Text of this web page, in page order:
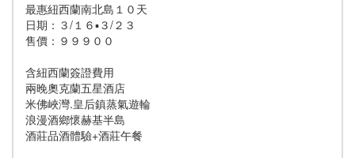
最惠紐西蘭南北島１０天
日期：３/１６▪３/２３
售價：９９９００
含紐西蘭簽證費用
兩晚奧克蘭五星酒店
米佛峽灣.皇后鎮蒸氣遊輪
浪漫酒鄉懷赫基半島
酒莊品酒體驗+酒莊午餐